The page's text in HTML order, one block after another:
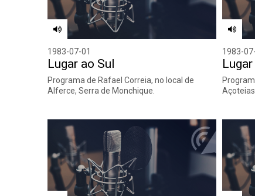
1983-07-01
Lugar ao Sul
Programa de Rafael Correia, no local de
Alferce, Serra de Monchique.
1983-